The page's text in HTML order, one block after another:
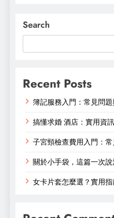
Search
Recent Posts
簿記服務入門：常見問
搞懂求婚 酒店：實用資
子宮頸檢查費用入門：
關於小手袋，這篇一次
女卡片套怎麼選？實用